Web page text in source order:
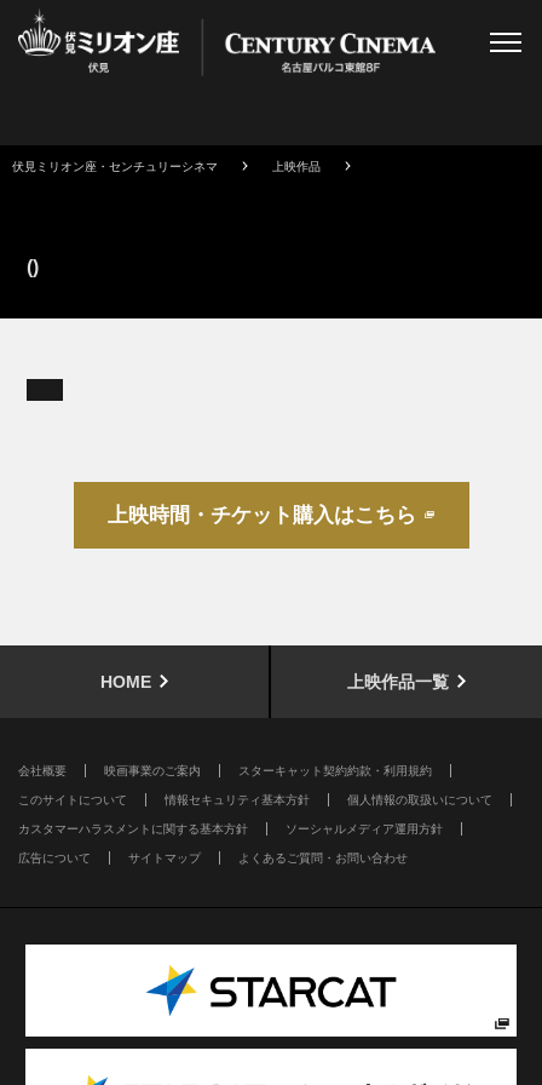
伏見ミリオン座・センチュリーシネマ 上映作品
()
上映時間・チケット購入はこちら
HOME 上映作品一覧
会社概要 映画事業のご案内 スターキャット契約約款・利用規約
このサイトについて 情報セキュリティ基本方針 個人情報の取扱いについて
カスタマーハラスメントに関する基本方針 ソーシャルメディア運用方針
広告について サイトマップ よくあるご質問・お問い合わせ